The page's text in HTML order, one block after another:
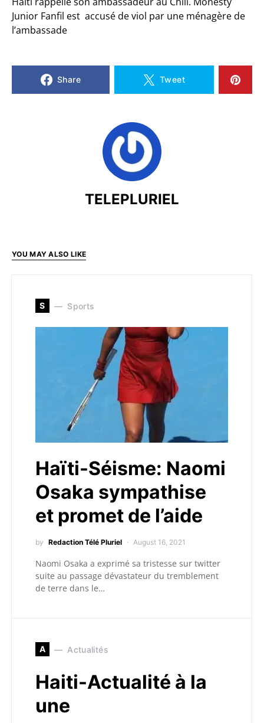
Junior Fanfil est accusé de viol par une ménagère de
l’ambassade
Share Tweet
TELEPLURIEL
YOU MAY ALSO LIKE
S Sports
Haïti-Séisme: Naomi
Osaka sympathise
et promet de l’aide
by Redaction Télé Pluriel August 16, 2021
Naomi Osaka a exprimé sa tristesse sur twitter
suite au passage dévastateur du tremblement
de terre dans le…
A Actualités
Haiti-Actualité à la
une